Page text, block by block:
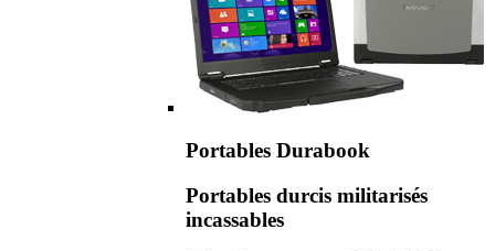
Portables Durabook
Portables durcis militarisés
incassables